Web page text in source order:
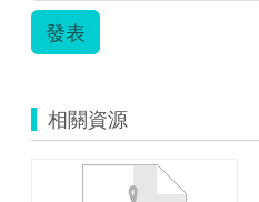
發表
相關資源